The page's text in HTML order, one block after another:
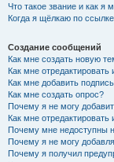
Что такое звание и как я
Когда я щёлкаю по
Создание сообщений
Как мне создать новую
Как мне
Как мне добавить
Как мне создать опрос?
Почему я не могу
Как мне отредактировать
Почему мне недоступны
Почему я не могу
Почему я получил